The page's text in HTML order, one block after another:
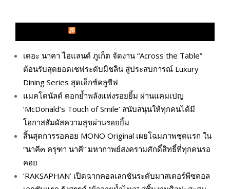
เดอะ นาคา ไอแลนด์ ภูเก็ต จัดงาน “Across the Table”
ต้อนรับสุดยอดเชฟระดับมิชลิน สู่ประสบการณ์ Luxury
Dining Series สุดเอ็กซ์คลูซีฟ
แมคโดนัลด์ ตอกย้ำพลังแห่งรอยยิ้ม ผ่านแคมเปญ
‘McDonald’s Touch of Smile’ สนับสนุนให้ทุกคนได้มี
โอกาสสัมผัสความสุขผ่านรอยยิ้ม
สิ้นสุดการรอคอย MONO Original เผยโฉมภาพชุดแรก ใน
“นาคี๓ ครุฑา นาคี” มหากาพย์สงครามศักดิ์สิทธิ์ที่ทุกคนรอ
คอย
‘RAKSAPHAN’ เปิดฉากคอลเลกชันระดับมาสเตอร์พีซคอล